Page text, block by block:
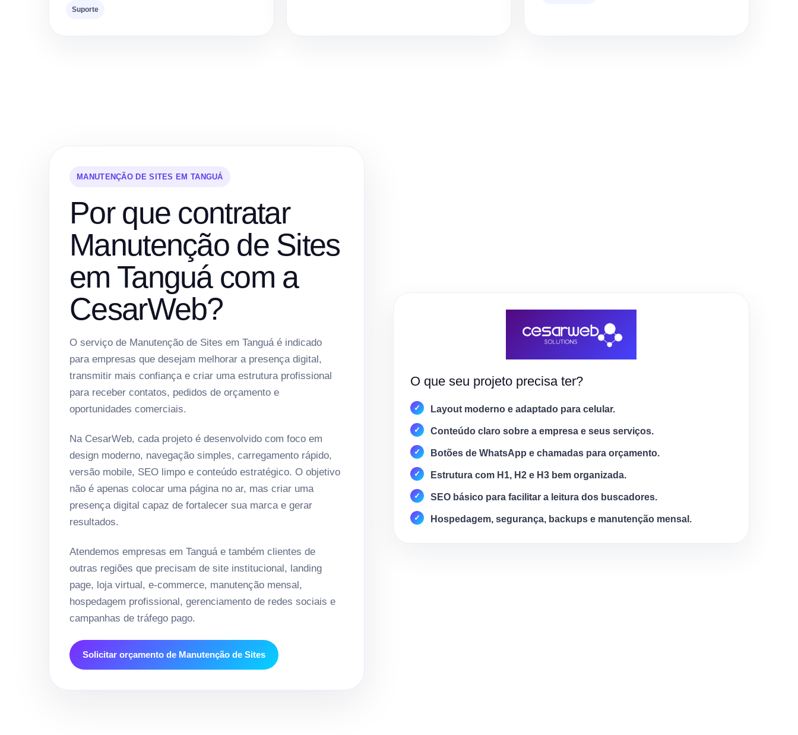
Suporte
MANUTENÇÃO DE SITES EM TANGUÁ
Por que contratar
Manutenção de Sites
em Tanguá com a
CesarWeb?
O serviço de Manutenção de Sites em Tanguá é indicado
para empresas que desejam melhorar a presença digital,
transmitir mais confiança e criar uma estrutura profissional
para receber contatos, pedidos de orçamento e
oportunidades comerciais.
Na CesarWeb, cada projeto é desenvolvido com foco em
design moderno, navegação simples, carregamento rápido,
versão mobile, SEO limpo e conteúdo estratégico. O objetivo
não é apenas colocar uma página no ar, mas criar uma
presença digital capaz de fortalecer sua marca e gerar
resultados.
Atendemos empresas em Tanguá e também clientes de
outras regiões que precisam de site institucional, landing
page, loja virtual, e-commerce, manutenção mensal,
hospedagem profissional, gerenciamento de redes sociais e
campanhas de tráfego pago.
Solicitar orçamento de Manutenção de Sites
O que seu projeto precisa ter?
Layout moderno e adaptado para celular.
Conteúdo claro sobre a empresa e seus serviços.
Botões de WhatsApp e chamadas para orçamento.
Estrutura com H1, H2 e H3 bem organizada.
SEO básico para facilitar a leitura dos buscadores.
Hospedagem, segurança, backups e manutenção mensal.